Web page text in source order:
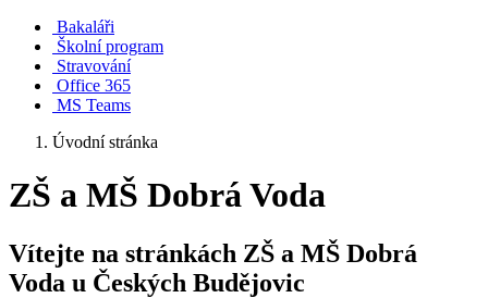
Bakaláři
Školní program
Stravování
Office 365
MS Teams
Úvodní stránka
ZŠ a MŠ Dobrá Voda
Vítejte na stránkách ZŠ a MŠ Dobrá
Voda u Českých Budějovic